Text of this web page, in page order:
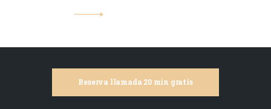
Reserva llamada 20 min gratis